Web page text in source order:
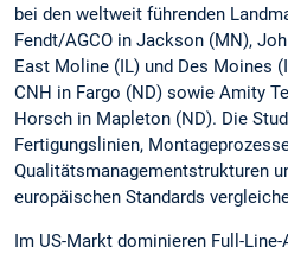
bei den weltweit führenden
Fendt/AGCO in Jackson (MN),
East Moline (IL) und Des Moines
CNH in Fargo (ND) sowie Amity
Horsch in Mapleton (ND). Die
Fertigungslinien,
Qualitätsmanagementstrukturen
europäischen Standards
Im US-Markt dominieren Full-